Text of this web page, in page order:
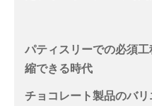
パティスリーでの必須
縮できる時代
チョコレート製品のバ